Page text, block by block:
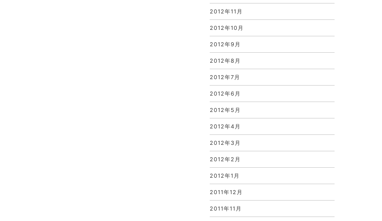
2012年11月
2012年10月
2012年9月
2012年8月
2012年7月
2012年6月
2012年5月
2012年4月
2012年3月
2012年2月
2012年1月
2011年12月
2011年11月